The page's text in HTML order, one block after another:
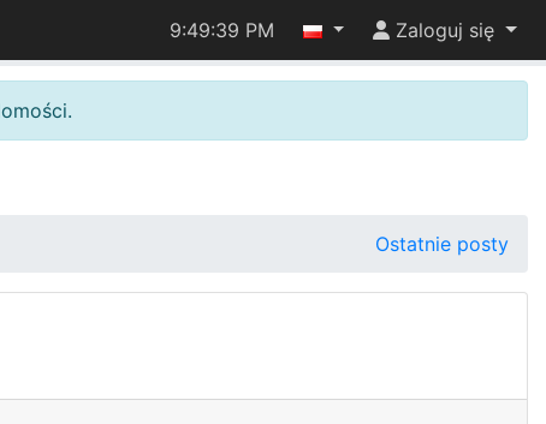
9:49:39 PM Zaloguj się
Ostatnie posty